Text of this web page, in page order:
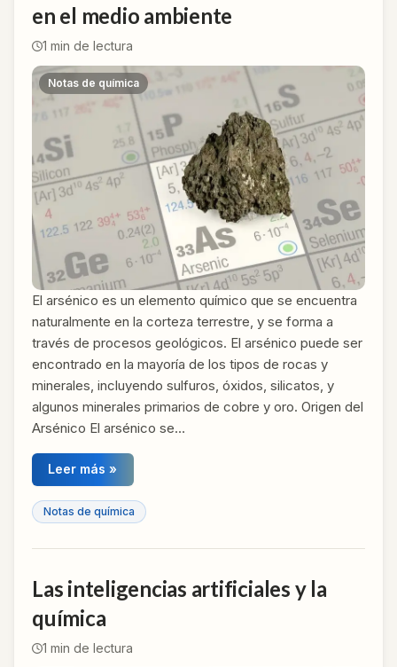
en el medio ambiente
1 min de lectura
Notas de química
El arsénico es un elemento químico que se encuentra
naturalmente en la corteza terrestre, y se forma a
través de procesos geológicos. El arsénico puede ser
encontrado en la mayoría de los tipos de rocas y
minerales, incluyendo sulfuros, óxidos, silicatos, y
algunos minerales primarios de cobre y oro. Origen del
Arsénico El arsénico se…
Leer más »
Notas de química
Las inteligencias artificiales y la
química
1 min de lectura